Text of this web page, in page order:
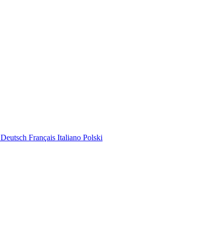
Deutsch Français Italiano Polski